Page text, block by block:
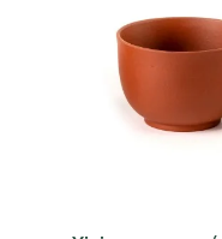
Κάνε Εγγραφή &
Εγγράψου στο
10% έκπτωση